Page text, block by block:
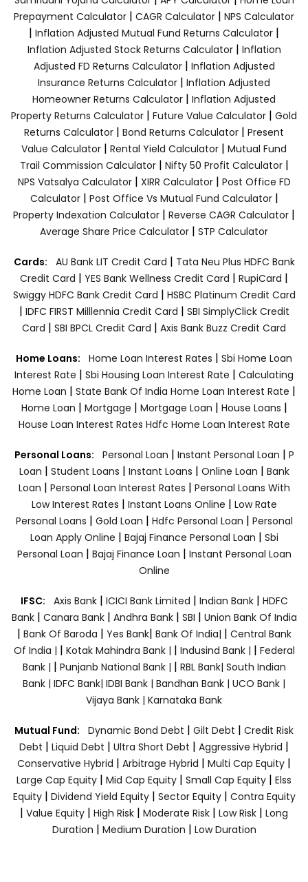
Prepayment Calculator | CAGR Calculator | NPS Calculator
| Inflation Adjusted Mutual Fund Returns Calculator |
Inflation Adjusted Stock Returns Calculator| Inflation
Adjusted FD Returns Calculator| Inflation Adjusted
Insurance Returns Calculator | Inflation Adjusted
Homeowner Returns Calculator | Inflation Adjusted
Property Returns Calculator | Future Value Calculator | Gold
Returns Calculator | Bond Returns Calculator | Present
Value Calculator | Rental Yield Calculator | Mutual Fund
Trail Commission Calculator| Nifty 50 Profit Calculator|
NPS Vatsalya Calculator| XIRR Calculator| Post Office FD
Calculator| Post Office Vs Mutual Fund Calculator|
Property Indexation Calculator | Reverse CAGR Calculator |
Average Share Price Calculator | STP Calculator
Cards: AU Bank LIT Credit Card | Tata Neu Plus HDFC Bank
Credit Card | YES Bank Wellness Credit Card | RupiCard |
Swiggy HDFC Bank Credit Card | HSBC Platinum Credit Card
| IDFC FIRST Milllennia Credit Card | SBI SimplyClick Credit
Card | SBI BPCL Credit Card | Axis Bank Buzz Credit Card
Home Loans: Home Loan Interest Rates | Sbi Home Loan
Interest Rate | Sbi Housing Loan Interest Rate | Calculating
Home Loan | State Bank Of India Home Loan Interest Rate |
Home Loan | Mortgage | Mortgage Loan | House Loans |
House Loan Interest Rates Hdfc Home Loan Interest Rate
Personal Loans: Personal Loan | Instant Personal Loan | P
Loan | Student Loans | Instant Loans | Online Loan | Bank
Loan | Personal Loan Interest Rates | Personal Loans With
Low Interest Rates | Instant Loans Online | Low Rate
Personal Loans | Gold Loan | Hdfc Personal Loan | Personal
Loan Apply Online | Bajaj Finance Personal Loan | Sbi
Personal Loan | Bajaj Finance Loan | Instant Personal Loan
Online
IFSC: Axis Bank | ICICI Bank Limited | Indian Bank | HDFC
Bank| Canara Bank | Andhra Bank| SBI | Union Bank Of India
| Bank Of Baroda | Yes Bank| Bank Of India| | Central Bank
Of India | | Kotak Mahindra Bank | | Indusind Bank | | Federal
Bank | | Punjanb National Bank | | RBL Bank| South Indian
Bank | IDFC Bank| IDBI Bank | Bandhan Bank | UCO Bank |
Vijaya Bank | Karnataka Bank
Mutual Fund: Dynamic Bond Debt | Gilt Debt | Credit Risk
Debt | Liquid Debt | Ultra Short Debt | Aggressive Hybrid |
Conservative Hybrid | Arbitrage Hybrid | Multi Cap Equity |
Large Cap Equity | Mid Cap Equity | Small Cap Equity | Elss
Equity| Dividend Yield Equity| Sector Equity | Contra Equity
| Value Equity | High Risk | Moderate Risk | Low Risk | Long
Duration | Medium Duration | Low Duration